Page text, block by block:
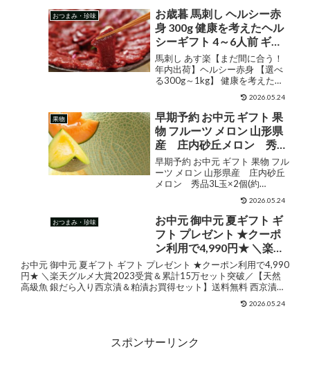
おつまみ・珍味
お歳暮 馬刺し ヘルシー赤
身 300g 健康を考えたヘル
シーギフト 4～6人前 ギフ
ト 年末 年末年始 お正月 グ
ルメ 御歳暮 年内 肉 食べ物
あす楽 内祝い お返し 食品
おつまみ 馬刺 赤身 おつま
みセット 贈り物 若丸 冷凍
馬肉 父 誕生日 送料無料
馬刺し あす楽【まだ間に合う！
年内出荷】ヘルシー赤身 【選べ
る300g～1kg】 健康を考えたヘ
ルシーギフト ギフト 年末 年末年
始 お正月 お歳暮 グルメ 年内 肉
食べ物 内祝い お返し 食品 おつま
み 馬刺 赤身 おつまみセット 贈
り...
2026.05.24
果物
早期予約 お中元 ギフト 果
物 フルーツ メロン 山形県
産 庄内砂丘メロン 秀品
3L玉×2個(約2.5kg) 青肉
アンデスメロン グレース
アニバーサリー 赤肉 クイ
ンシー ルピアレッド マリ
アージュ セット お供え 産
地直送 Y常
早期予約 お中元 ギフト 果物 フル
ーツ メロン 山形県産 庄内砂丘
メロン 秀品3L玉×2個(約
2.5kg) 青肉 アンデスメロン グ
レース アニバーサリー 赤肉 クイ
ンシー ルピアレッド マリアージ
ュ セット お供え 産地直送 Y常 販
売...
2026.05.24
おつまみ・珍味
お中元 御中元 夏ギフト ギ
フト プレゼント ★クーポ
ン利用で4,990円★ ＼楽天
グルメ大賞2023受賞＆累
計15万セット突破／【天然
高級魚 銀だら入り西京漬
＆粕漬お買得セット】送料
なければ最短発送】
お中元 御中元 夏ギフト ギフト プレゼント ★クーポン利用で4,990
円★ ＼楽天グルメ大賞2023受賞＆累計15万セット突破／【天然
高級魚 銀だら入り西京漬＆粕漬お買得セット】送料無料 西京漬け
2026.05.24
スポンサーリンク